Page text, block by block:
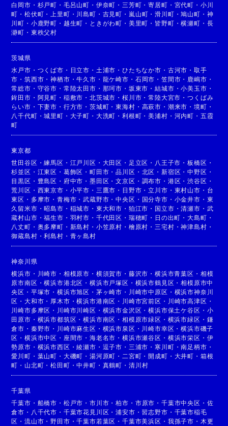
白岡市 ・ 杉戸町 ・ 毛呂山町 ・ 伊奈町 ・ 三芳町 ・寄居町 ・ 宮代町 ・ 小川
町 ・松伏町 ・ 上里町 ・ 川島町 ・ 吉見町 ・ 嵐山町 ・滑川町 ・鳩山町 ・ 神
川町 ・ 小鹿野町 ・ 越生町 ・ ときがわ町 ・ 美里町 ・ 皆野町 ・横瀬町 ・ 長
瀞町 ・ 東秩父村
茨城県
水戸市 ・ つくば市 ・ 日立市 ・ 土浦市 ・ひたちなか市 ・ 古河市 ・ 取手
市 ・筑西市 ・神栖市 ・牛久市 ・ 龍ケ崎市 ・ 石岡市 ・ 笠間市 ・ 鹿嶋市 ・
常総市 ・ 守谷市 ・ 常陸太田市 ・ 那珂市 ・ 坂東市 ・結城市 ・小美玉市 ・
鉾田市 ・ 阿見町 ・ 稲敷市 ・北茨城市 ・桜川市 ・常陸大宮市 ・つくばみ
らい市 ・ 下妻市 ・ 行方市 ・茨城町 ・東海村 ・ 高萩市 ・ 潮来市 ・ 境町 ・
八千代町 ・城里町 ・ 大子町 ・ 大洗町 ・利根町 ・美浦村 ・ 河内町 ・ 五霞
町
東京都
世田谷区 ・練馬区 ・ 江戸川区 ・ 大田区 ・ 足立区 ・ 八王子市 ・板橋区 ・
杉並区 ・ 江東区 ・ 葛飾区 ・町田市 ・品川区 ・ 北区 ・ 新宿区 ・中野区 ・
目黒区 ・ 豊島区 ・ 府中市 ・墨田区 ・文京区 ・ 調布市 ・ 港区 ・渋谷区 ・
荒川区 ・ 西東京市 ・ 小平市 ・ 三鷹市 ・ 日野市 ・立川市 ・ 東村山市 ・ 台
東区 ・ 多摩市 ・青梅市 ・武蔵野市 ・中央区 ・ 国分寺市 ・ 小金井市 ・ 東
久留米市 ・昭島市 ・ 稲城市 ・ 東大和市 ・ 狛江市 ・ 国立市 ・清瀬市 ・ 武
蔵村山市 ・福生市 ・ 羽村市 ・ 千代田区 ・ 瑞穂町 ・ 日の出町 ・大島町 ・
八丈町 ・ 奥多摩町 ・ 新島村 ・ 小笠原村 ・ 檜原村 ・ 三宅村 ・神津島村 ・
御蔵島村 ・利島村 ・ 青ヶ島村
神奈川県
横浜市 ・ 川崎市 ・ 相模原市 ・ 横須賀市 ・ 藤沢市 ・横浜市青葉区 ・ 相模
原市南区 ・横浜市港北区 ・横浜市戸塚区 ・ 横浜市鶴見区 ・相模原市中
央区 ・ 平塚市 ・横浜市旭区 ・ 茅ヶ崎市 ・ 川崎市中原区 ・ 横浜市神奈川
区 ・大和市 ・ 厚木市 ・横浜市港南区 ・ 川崎市宮前区 ・ 川崎市高津区 ・
川崎市多摩区 ・ 川崎市川崎区 ・ 横浜市金沢区 ・横浜市保土ケ谷区 ・ 小
田原市 ・ 横浜市都筑区 ・横浜市南区 ・相模原市緑区 ・ 横浜市緑区 ・ 鎌
倉市 ・ 秦野市 ・ 川崎市麻生区 ・ 横浜市泉区 ・ 川崎市幸区 ・横浜市磯子
区 ・横浜市中区 ・ 座間市 ・海老名市 ・横浜市瀬谷区 ・ 横浜市栄区 ・ 伊
勢原市 ・ 横浜市西区 ・綾瀬市 ・ 逗子市 ・ 三浦市 ・寒川町 ・南足柄市 ・
愛川町 ・ 葉山町 ・ 大磯町 ・湯河原町 ・ 二宮町 ・開成町 ・ 大井町 ・ 箱根
町 ・ 山北町 ・松田町 ・中井町 ・ 真鶴町 ・ 清川村
千葉県
千葉市 ・ 船橋市 ・ 松戸市 ・市川市 ・柏市 ・ 市原市 ・ 千葉市中央区 ・ 佐
倉市 ・ 八千代市 ・ 千葉市花見川区 ・浦安市 ・習志野市 ・ 千葉市稲毛
区 ・流山市 ・野田市 ・千葉市若葉区 ・千葉市美浜区 ・ 我孫子市 ・ 木更